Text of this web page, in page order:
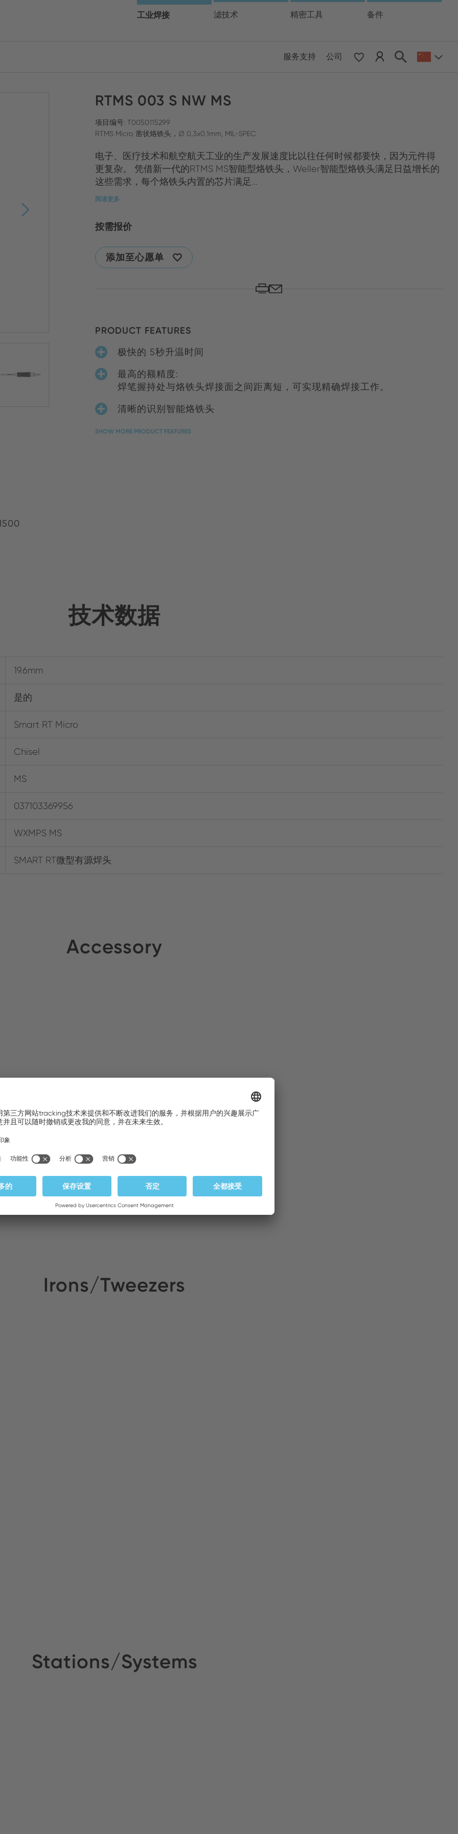
工业焊接 滤技术 精密工具 备件
关闭搜索
服务支持 公司
请选择您的地区和语言
Asia & Pacific
CHINESE
ENGLISH
RTMS 003 S NW MS
项目编号: T0050115299
RTMS Micro 凿状烙铁头，Ø 0.3x0.1mm, MIL-SPEC
电子、医疗技术和航空航天工业的生产发展速度比以往任何时候都要快，因为元件得
更复杂。 凭借新一代的RTMS MS智能型烙铁头，Weller智能型烙铁头满足日益增长的
这些需求，每个烙铁头内置的芯片满足...
阅读更多
按需报价
添加至心愿单
PRODUCT FEATURES
极快的 5秒升温时间
最高的额精度:
焊笔握持处与烙铁头焊接面之间距离短，可实现精确焊接工作。
清晰的识别智能烙铁头
SHOW MORE PRODUCT FEATURES
技术数据
19.6mm
是的
Smart RT Micro
Chisel
MS
037103369956
WXMPS MS
SMART RT微型有源焊头
Accessory
Irons/Tweezers
Stations/Systems